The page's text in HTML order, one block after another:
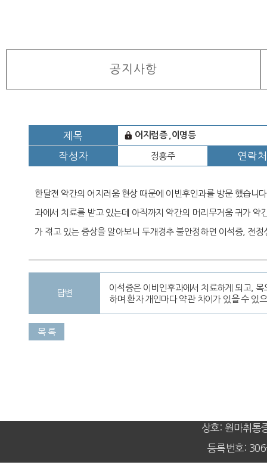
공지사항
제목 어지럼증 ,이명등
작성자 정홍주 연락처
한달전 약간의 어지러움 현상 때문에 이빈후인과를 방문 했습니
과에서 치료를 받고 있는데 아직까지 약간의 머리무거움 귀가
가 겪고 있는 증상을 알아보니 두개경추 불안정하면 이석증, 전
답변
이석증은 이비인후과에서 치료하게 되고,
하며 환자 개인마다 약관 차이가 있을 수 있
목 록
상호: 원마취통
등록번호: